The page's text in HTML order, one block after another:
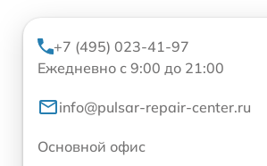
+7 (495) 023-41-97
Ежедневно с 9:00 до 21:00
info@pulsar-repair-center.ru
Основной офис